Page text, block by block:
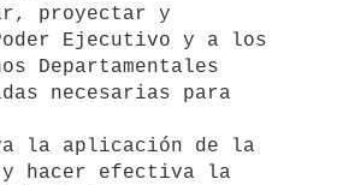
proyectar y
Ejecutivo y a los
necesarias para
hacer efectiva la